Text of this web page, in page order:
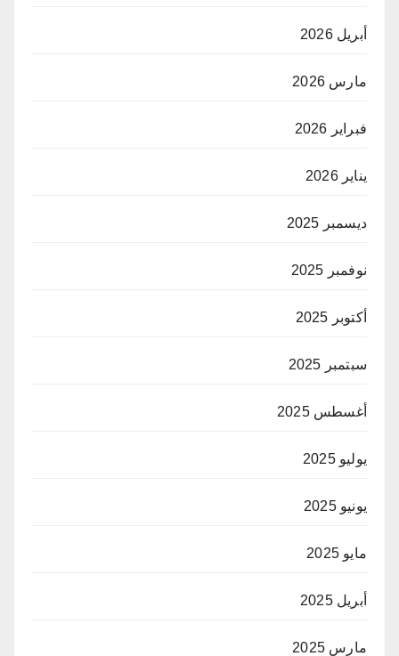
أبريل 2026
مارس 2026
فبراير 2026
يناير 2026
ديسمبر 2025
نوفمبر 2025
أكتوبر 2025
سبتمبر 2025
أغسطس 2025
يوليو 2025
يونيو 2025
مايو 2025
أبريل 2025
مارس 2025